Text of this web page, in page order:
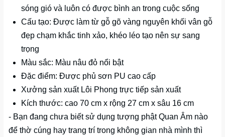
sóng gió và luôn có được bình an trong cuộc sống
Cấu tạo: Được làm từ gỗ gõ vàng nguyên khối vân gỗ
đẹp chạm khắc tinh xảo, khéo léo tạo nên sự sang
trọng
Màu sắc: Màu nâu đỏ nổi bật
Đặc điểm: Được phủ sơn PU cao cấp
Xưởng sản xuất Lôi Phong trực tiếp sản xuất
Kích thước: cao 70 cm x rộng 27 cm x sâu 16 cm
- Bạn đang chưa biết sử dụng tượng phật Quan Âm nào
để thờ cúng hay trang trí trong không gian nhà mình thì